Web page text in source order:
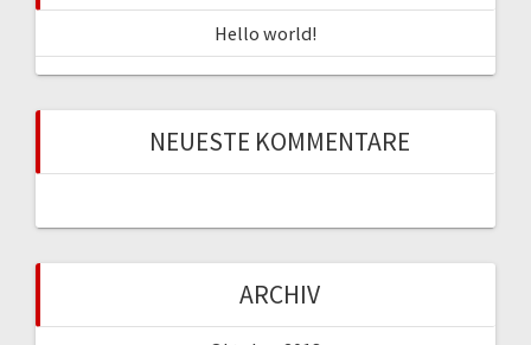
Hello world!
NEUESTE KOMMENTARE
ARCHIV